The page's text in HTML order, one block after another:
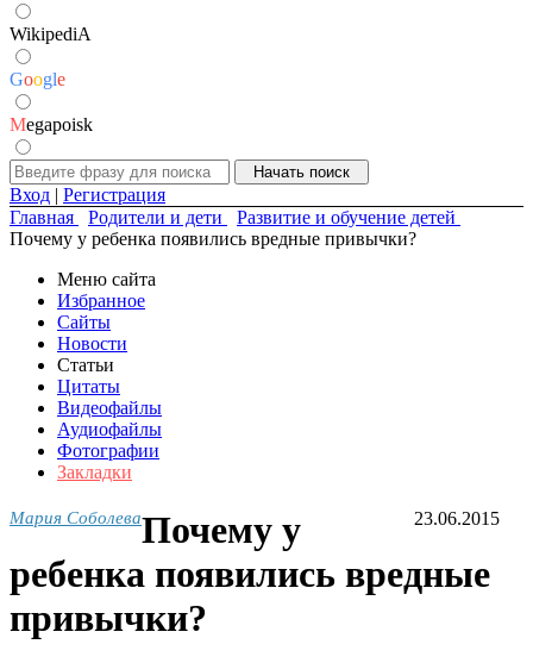
WikipediA
Google
Megapoisk
Вход | Регистрация
Главная
Родители и дети
Развитие и обучение детей
Почему у ребенка появились вредные привычки?
Меню сайта
Избранное
Сайты
Новости
Статьи
Цитаты
Видеофайлы
Аудиофайлы
Фотографии
Закладки
Мария Соболева 23.06.2015
Почему у
ребенка появились вредные
привычки?